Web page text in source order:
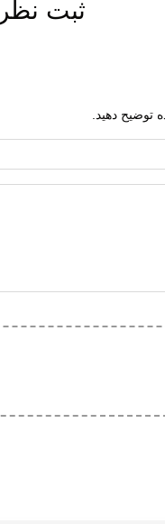
ثبت نظر
توضیح دهید.